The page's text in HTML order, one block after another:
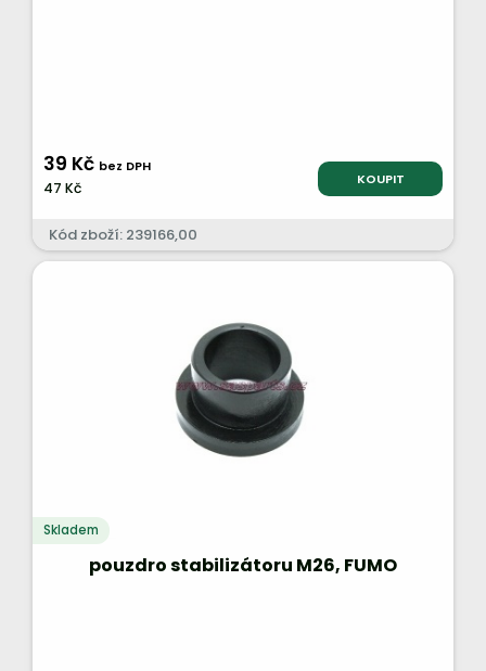
39 Kč bez DPH
47 Kč KOUPIT
Kód zboží: 239166,00
Skladem
pouzdro stabilizátoru M26, FUMO